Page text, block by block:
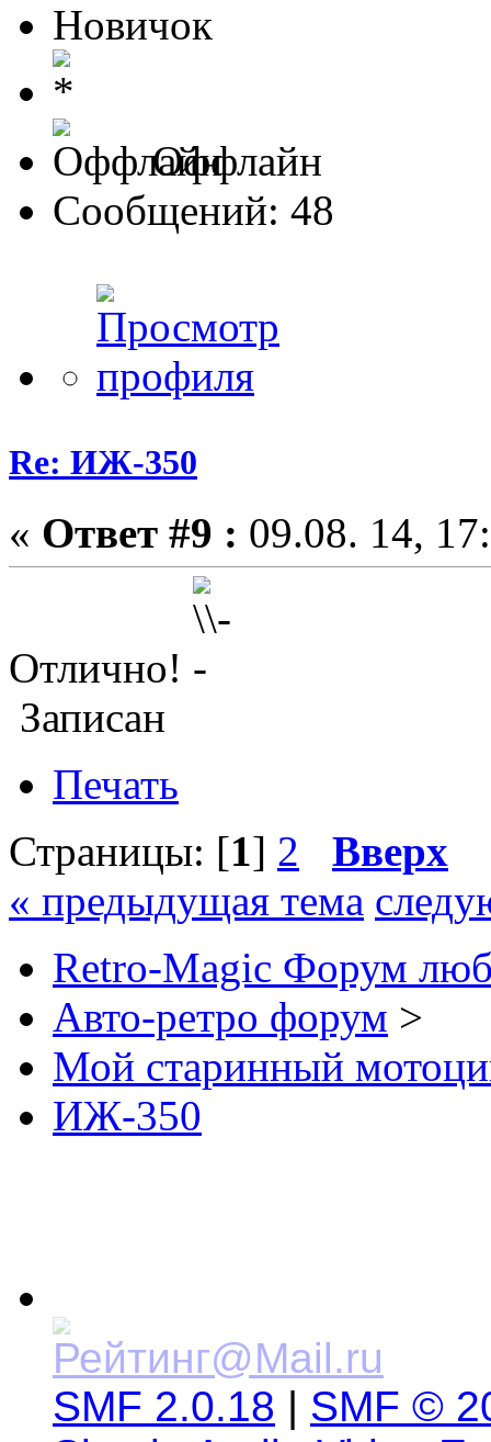
Новичок
Оффлайн
Сообщений: 48
Re: ИЖ-350
« Ответ #9 : 09.08. 14,
Отлично!
Записан
Печать
Страницы: [1] 2
Вверх
« предыдущая тема
Retro-Magic Форум
Авто-ретро форум >
Мой старинный
ИЖ-350
SMF 2.0.18 | SMF ©